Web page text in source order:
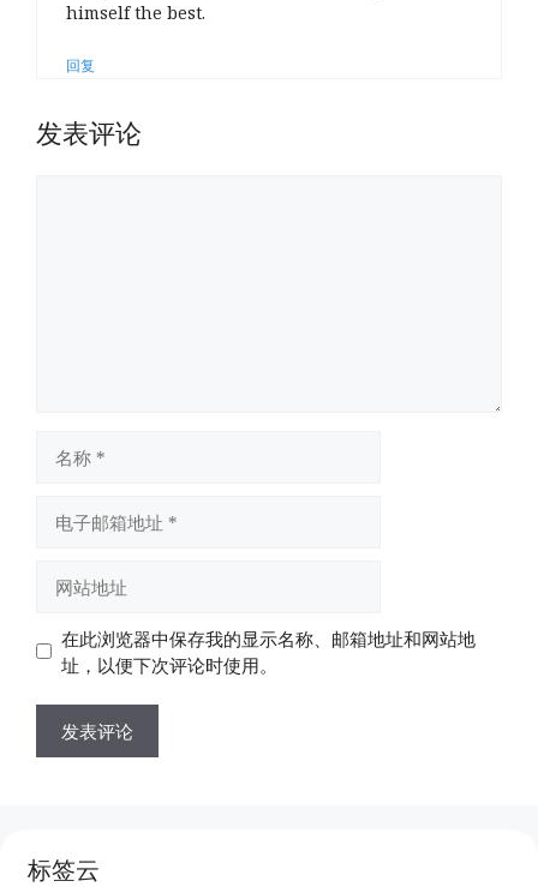
himself the best.
回复
发表评论
址
址
在此浏览器中保存我的显示名称、邮箱地址和网站地
址，以便下次评论时使用。
标签云